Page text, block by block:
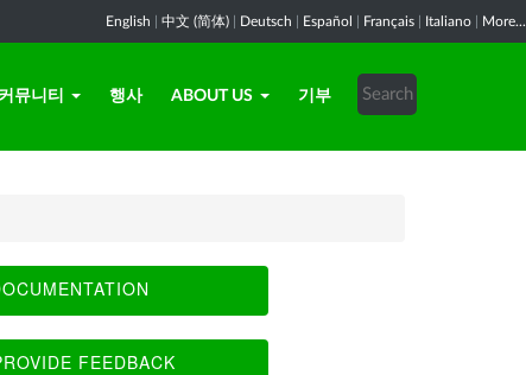
English 中文 (简体) Deutsch Español Français Italiano More...
커뮤니티 행사 ABOUT US 기부
FEEDBACK